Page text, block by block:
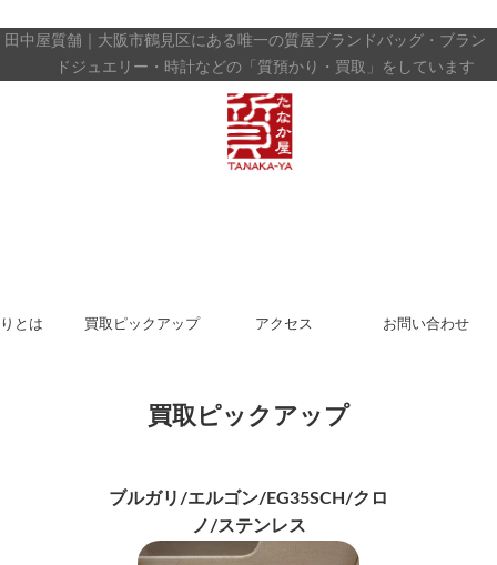
田中屋質舗｜大阪市鶴見区にある唯一の質屋ブランドバッグ・ブラン
ドジュエリー・時計などの「質預かり・買取」をしています
とは 買取ピックアップ アクセス お問い合わせ
買取ピックアップ
ブルガリ/エルゴン/EG35SCH/クロ
ノ/ステンレス